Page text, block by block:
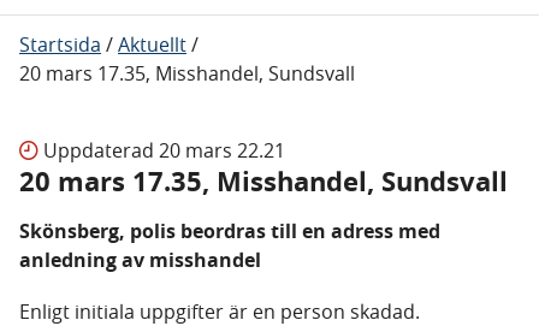
Startsida /Aktuellt/
20 mars 17.35, Misshandel, Sundsvall
Uppdaterad 20 mars 22.21
20 mars 17.35, Misshandel, Sundsvall
Skönsberg, polis beordras till en adress med
anledning av misshandel
Enligt initiala uppgifter är en person skadad.